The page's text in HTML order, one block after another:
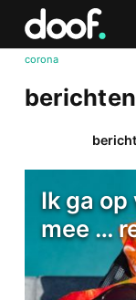
corona
berichten
Ik ga
mee …
Doof.nl